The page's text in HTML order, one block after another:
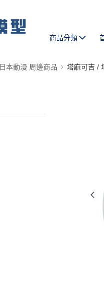
商品分類
日本動漫 周邊商品 塔麻可吉 /